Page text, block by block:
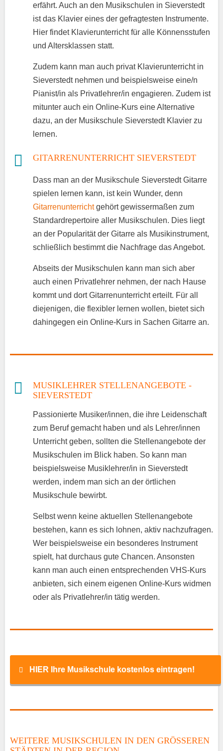
erfährt. Auch an den Musikschulen in Sieverstedt
ist das Klavier eines der gefragtesten Instrumente.
Hier findet Klavierunterricht für alle Könnensstufen
und Altersklassen statt.
Zudem kann man auch privat Klavierunterricht in
Sieverstedt nehmen und beispielsweise eine/n
Pianist/in als Privatlehrer/in engagieren. Zudem ist
mitunter auch ein Online-Kurs eine Alternative
dazu, an der Musikschule Sieverstedt Klavier zu
lernen.
GITARRENUNTERRICHT SIEVERSTEDT
Dass man an der Musikschule Sieverstedt Gitarre
spielen lernen kann, ist kein Wunder, denn
Gitarrenunterrichtgehört gewissermaßen zum
Standardrepertoire aller Musikschulen. Dies liegt
an der Popularität der Gitarre als Musikinstrument,
schließlich bestimmt die Nachfrage das Angebot.
Abseits der Musikschulen kann man sich aber
auch einen Privatlehrer nehmen, der nach Hause
kommt und dort Gitarrenunterricht erteilt. Für all
diejenigen, die flexibler lernen wollen, bietet sich
dahingegen ein Online-Kurs in Sachen Gitarre an.
MUSIKLEHRER STELLENANGEBOTE -
SIEVERSTEDT
Passionierte Musiker/innen, die ihre Leidenschaft
zum Beruf gemacht haben und als Lehrer/innen
Unterricht geben, sollten die Stellenangebote der
Musikschulen im Blick haben. So kann man
beispielsweise Musiklehrer/in in Sieverstedt
werden, indem man sich an der örtlichen
Musikschule bewirbt.
Selbst wenn keine aktuellen Stellenangebote
bestehen, kann es sich lohnen, aktiv nachzufragen.
Wer beispielsweise ein besonderes Instrument
spielt, hat durchaus gute Chancen. Ansonsten
kann man auch einen entsprechenden VHS-Kurs
anbieten, sich einem eigenen Online-Kurs widmen
oder als Privatlehrer/in tätig werden.
HIER Ihre Musikschule kostenlos eintragen!
WEITERE MUSIKSCHULEN IN DEN GRÖSSEREN S